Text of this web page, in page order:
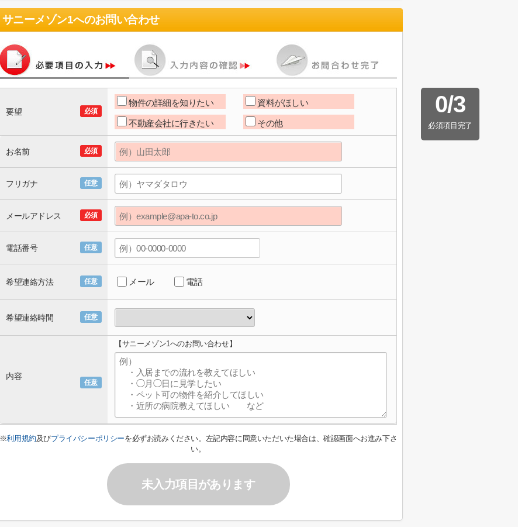
サニーメゾン1へのお問い合わせ
0/3
必須項目完了
必須
要望
物件の詳細を知りたい 資料がほしい
不動産会社に行きたい その他
必須
お名前
任意
フリガナ
必須
メールアドレス
任意
電話番号
任意
希望連絡方法 メール 電話
任意
希望連絡時間
任意
内容
【サニーメゾン1へのお問い合わせ】
※利用規約及びプライバシーポリシーを必ずお読みください。左記内容に同意いただいた場合は、確認画面へお進み下さ
い。
未入力項目があります